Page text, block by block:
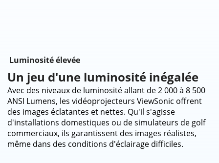
Luminosité élevée
Un jeu d'une luminosité inégalée
Avec des niveaux de luminosité allant de 2 000 à 8 500
ANSI Lumens, les vidéoprojecteurs ViewSonic offrent
des images éclatantes et nettes. Qu'il s'agisse
d'installations domestiques ou de simulateurs de golf
commerciaux, ils garantissent des images réalistes,
même dans des conditions d'éclairage difficiles.